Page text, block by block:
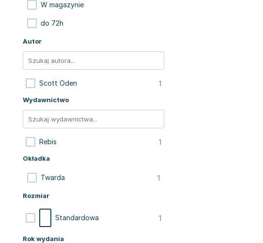
W magazynie
do 72h
Autor
Scott Oden 1
Wydawnictwo
Rebis 1
Okładka
Twarda 1
Rozmiar
Standardowa 1
Rok wydania